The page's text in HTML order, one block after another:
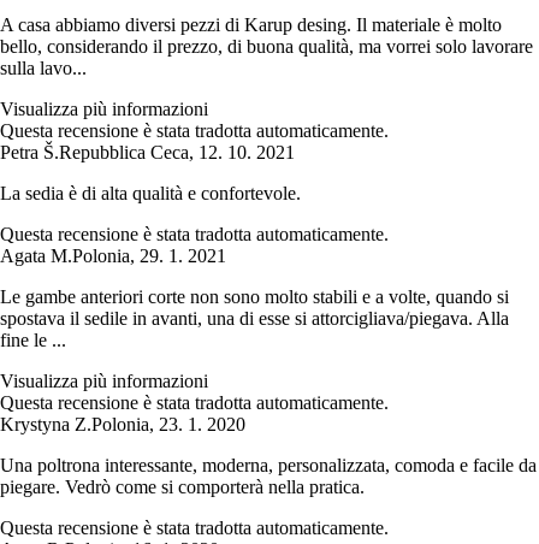
A casa abbiamo diversi pezzi di Karup desing. Il materiale è molto
bello, considerando il prezzo, di buona qualità, ma vorrei solo lavorare
sulla lavo...
Visualizza più informazioni
Questa recensione è stata tradotta automaticamente.
Petra Š.Repubblica Ceca, 12. 10. 2021
La sedia è di alta qualità e confortevole.
Questa recensione è stata tradotta automaticamente.
Agata M.Polonia, 29. 1. 2021
Le gambe anteriori corte non sono molto stabili e a volte, quando si
spostava il sedile in avanti, una di esse si attorcigliava/piegava. Alla
fine le ...
Visualizza più informazioni
Questa recensione è stata tradotta automaticamente.
Krystyna Z.Polonia, 23. 1. 2020
Una poltrona interessante, moderna, personalizzata, comoda e facile da
piegare. Vedrò come si comporterà nella pratica.
Questa recensione è stata tradotta automaticamente.